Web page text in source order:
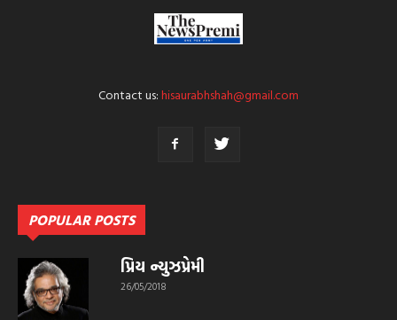
Contact us:hisaurabhshah@gmail.com
POPULAR POSTS
પ્રિય ન્યુઝપ્રેમી
26/05/2018